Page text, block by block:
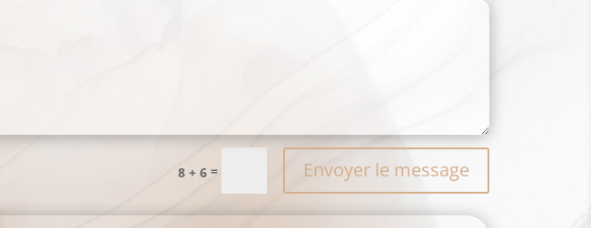
8 + 6 = Envoyer le message